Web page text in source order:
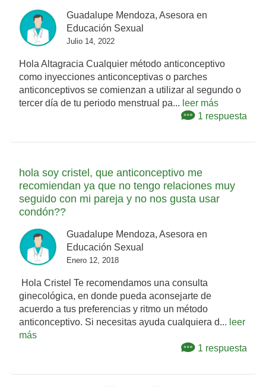
Guadalupe Mendoza, Asesora en
Educación Sexual
Julio 14, 2022
Hola Altagracia Cualquier método anticonceptivo
como inyecciones anticonceptivas o parches
anticonceptivos se comienzan a utilizar al segundo o
tercer día de tu periodo menstrual pa... leer más
1 respuesta
hola soy cristel, que anticonceptivo me
recomiendan ya que no tengo relaciones muy
seguido con mi pareja y no nos gusta usar
condón??
Guadalupe Mendoza, Asesora en
Educación Sexual
Enero 12, 2018
Hola Cristel Te recomendamos una consulta
ginecológica, en donde pueda aconsejarte de
acuerdo a tus preferencias y ritmo un método
anticonceptivo. Si necesitas ayuda cualquiera d... leer
más
1 respuesta